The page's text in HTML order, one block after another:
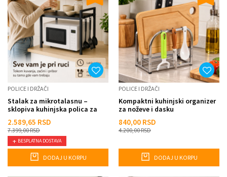
POLICE I DRŽAČI
Stalak za mikrotalasnu –
sklopiva kuhinjska polica za
2.589,65 RSD
7.399,00RSD
BESPLATNA DOSTAVA
DODAJ U KORPU
POLICE I DRŽAČI
Kompaktni kuhinjski organizer
za noževe i dasku
840,00 RSD
4.200,00RSD
DODAJ U KORPU